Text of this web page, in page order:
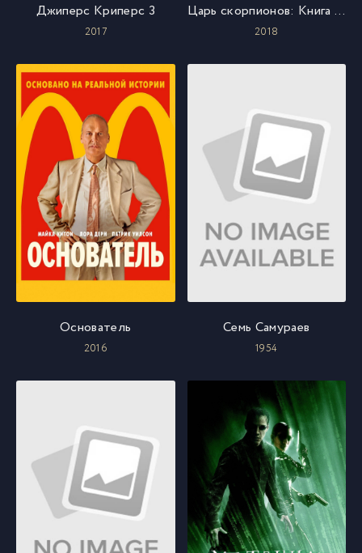
Джиперс Криперс 3
2017
Царь скорпионов: Книга Душ
2018
Основатель
2016
Семь Самураев
1954